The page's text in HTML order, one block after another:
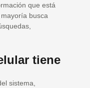
que está
busca
tiene
sistema,